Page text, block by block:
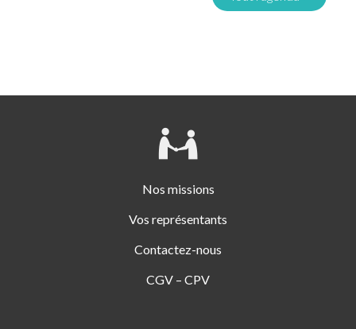
Nos missions
Vos représentants
Contactez-nous
CGV – CPV